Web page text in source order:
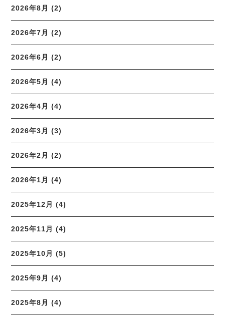
2026年8月 (2)
2026年7月 (2)
2026年6月 (2)
2026年5月 (4)
2026年4月 (4)
2026年3月 (3)
2026年2月 (2)
2026年1月 (4)
2025年12月 (4)
2025年11月 (4)
2025年10月 (5)
2025年9月 (4)
2025年8月 (4)